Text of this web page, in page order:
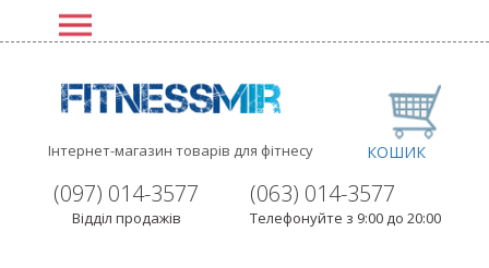
Інтернет-магазин товарів для фітнесу
(063) 014-3577
Телефонуйте з 9:00 до 20:00
(097) 014-3577
Відділ продажів
КОШИК